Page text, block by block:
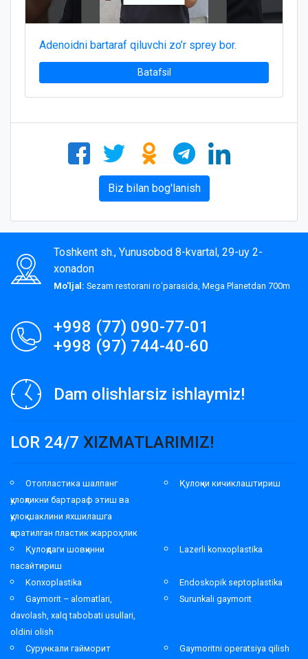
Adenoidni bartaraf qiluvchi zo’r sprey bor.
Batafsil
Biz bilan bog'lanish
Toshkent sh., Yunusobod 8-kvartal, 29-uy 2-
xonadon
Mo'ljal: Sezam restorani roʻparasida, Mega Planetdan 700m
+998 (77) 090-77-01
+998 (97) 744-40-60
Dam olishlarsiz ishlaymiz!
LOR 24/7 XIZMATLARIMIZ!
Отопластика шалпанг
қулоқликни бартараф этиш ва
қулоқ шаклини яхшилашга
қаратилган пластик жарроҳлик
Қулоқни кичиклаштириш
Қулоқдаги шовқинни
пасайтириш
Lazerli konxoplastika
Konxoplastika
Endoskopik septoplastika
Gaymorit – alomatlari,
davolash, xalq tabobati usullari,
oldini olish
Surunkali gaymorit
Сурункали гайморит Gaymoritni operatsiya qilish